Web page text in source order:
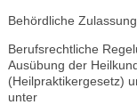
Behördliche
Berufsrechtliche
Ausübung der
(Heilpraktikergesetz)
unter